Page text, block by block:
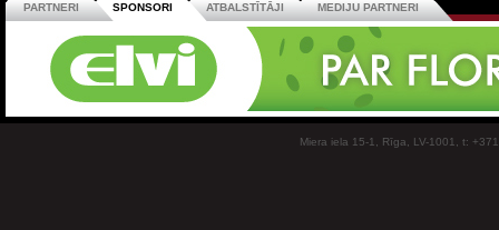
PARTNERI SPONSORI ATBALSTĪTĀJI MEDIJU PARTNERI
Miera iela 15-1, Rīga, LV-1001, t: